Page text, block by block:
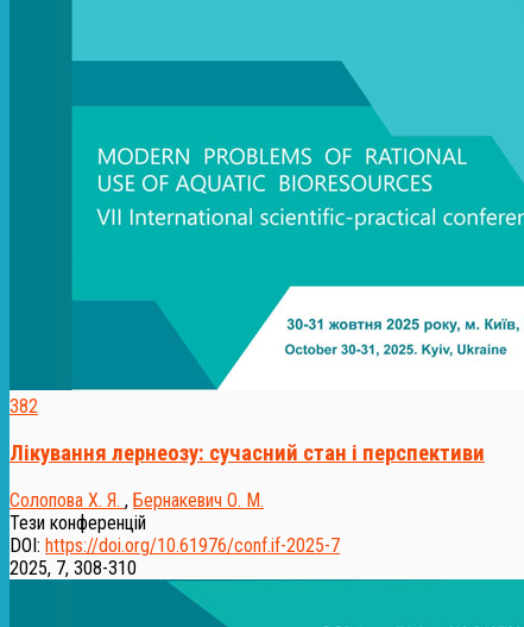
382
Лікування лернеозу: сучасний стан і перспективи
Солопова Х. Я. , Бернакевич О. М.
Тези конференцій
DOI: https://doi.org/10.61976/conf.if-2025-7
2025, 7, 308-310